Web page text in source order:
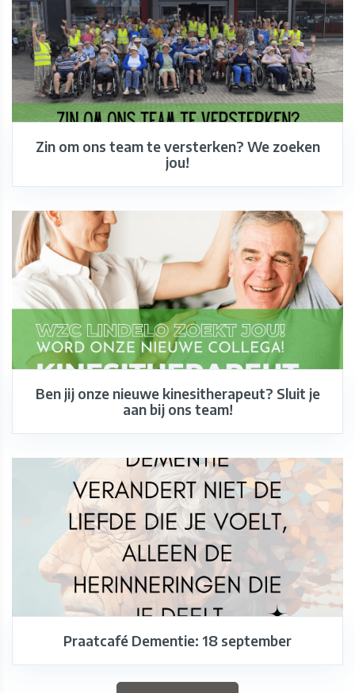
Zin om ons team te versterken? We zoeken
jou!
Ben jij onze nieuwe kinesitherapeut? Sluit je
aan bij ons team!
Praatcafé Dementie: 18 september